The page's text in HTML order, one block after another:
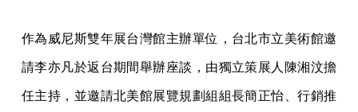
作為威尼斯雙年展台灣館主辦單位，台北市立美術館邀
請李亦凡於返台期間舉辦座談，由獨立策展人陳湘汶擔
任主持，並邀請北美館展覽規劃組組長簡正怡、行銷推